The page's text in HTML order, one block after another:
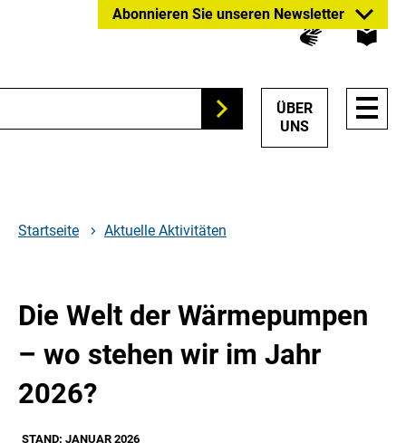
Hauptnavigation
Abonnieren Sie unseren Newsletter
Suchen
ÜBER
UNS
Startseite Aktuelle Aktivitäten
Die Welt der Wärmepumpen
– wo stehen wir im Jahr
2026?
STAND: JANUAR 2026